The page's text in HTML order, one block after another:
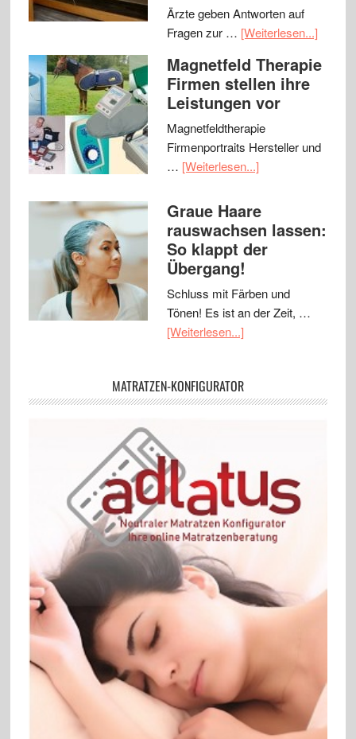
Ärzte geben Antworten auf
Fragen zur … [Weiterlesen...]
Magnetfeld Therapie
Firmen stellen ihre
Leistungen vor
Magnetfeldtherapie
Firmenportraits Hersteller und
… [Weiterlesen...]
Graue Haare
rauswachsen lassen:
So klappt der
Übergang!
Schluss mit Färben und
Tönen! Es ist an der Zeit, …
[Weiterlesen...]
MATRATZEN-KONFIGURATOR